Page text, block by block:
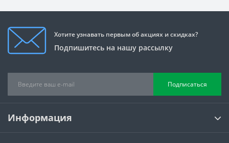
Хотите узнавать первым об акциях и скидках?
Подпишитесь на нашу рассылку
Подписаться
Информация